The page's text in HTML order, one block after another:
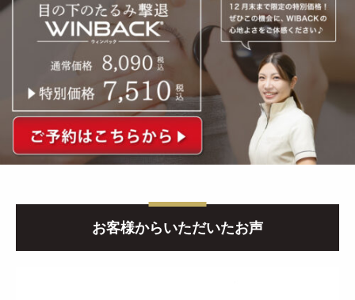
お客様からいただいたお声